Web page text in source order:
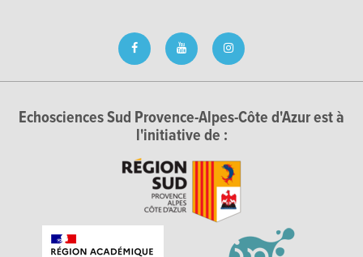
Echosciences Sud Provence-Alpes-Côte d'Azur est à
l'initiative de :